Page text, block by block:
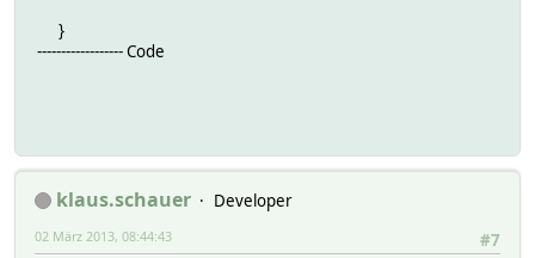
}
------------------ Code
klaus.schauer
Developer
#7
02 März 2013, 08:44:43